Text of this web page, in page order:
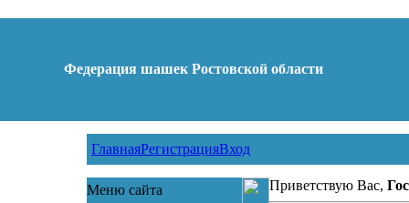
Федерация шашек Ростовской области
ГлавнаяРегистрацияВход
Меню сайта
Приветствую Вас,